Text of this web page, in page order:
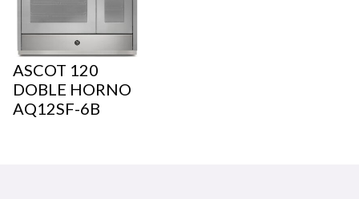
ASCOT 120
DOBLE HORNO
AQ12SF-6B